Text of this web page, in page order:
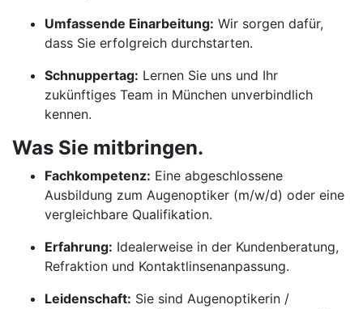
Umfassende Einarbeitung: Wir sorgen dafür,
dass Sie erfolgreich durchstarten.
Schnuppertag: Lernen Sie uns und Ihr
zukünftiges Team in München unverbindlich
kennen.
Was Sie mitbringen.
Fachkompetenz: Eine abgeschlossene
Ausbildung zum Augenoptiker (m/w/d) oder eine
vergleichbare Qualifikation.
Erfahrung: Idealerweise in der Kundenberatung,
Refraktion und Kontaktlinsenanpassung.
Leidenschaft: Sie sind Augenoptikerin /